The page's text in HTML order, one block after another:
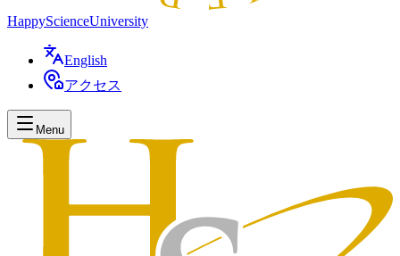
HappyScienceUniversity
English
アクセス
Menu